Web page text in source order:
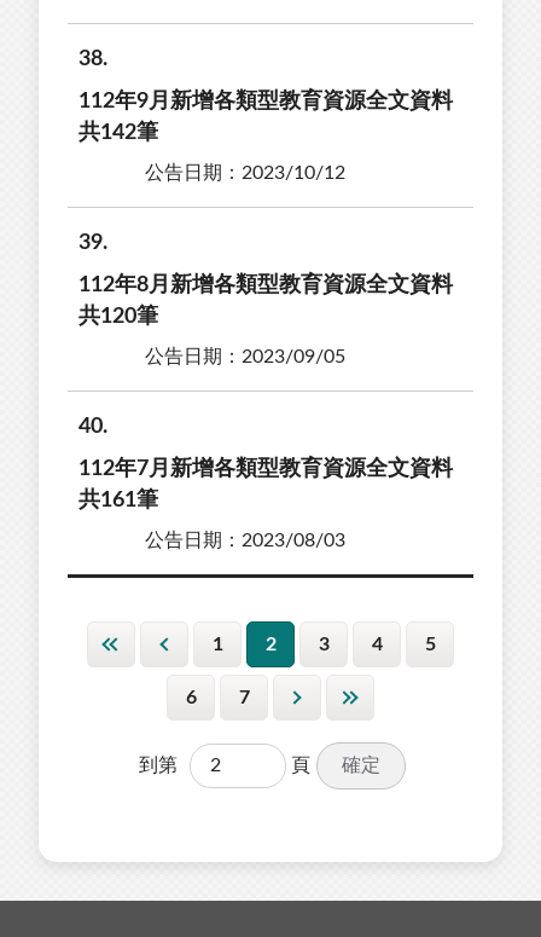
38
112年9月新增各類型教育資源全文資料
共142筆
公告日期：2023/10/12
39
112年8月新增各類型教育資源全文資料
共120筆
公告日期：2023/09/05
40
112年7月新增各類型教育資源全文資料
共161筆
公告日期：2023/08/03
1 2 3 4 5
6 7
到第 頁 確定